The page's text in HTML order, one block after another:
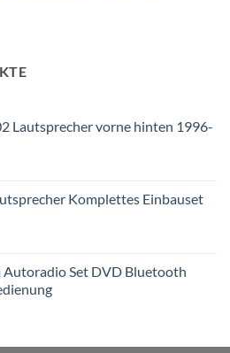
Lautsprecher vorne hinten 1996-
Komplettes Einbauset
Autoradio Set DVD Bluetooth